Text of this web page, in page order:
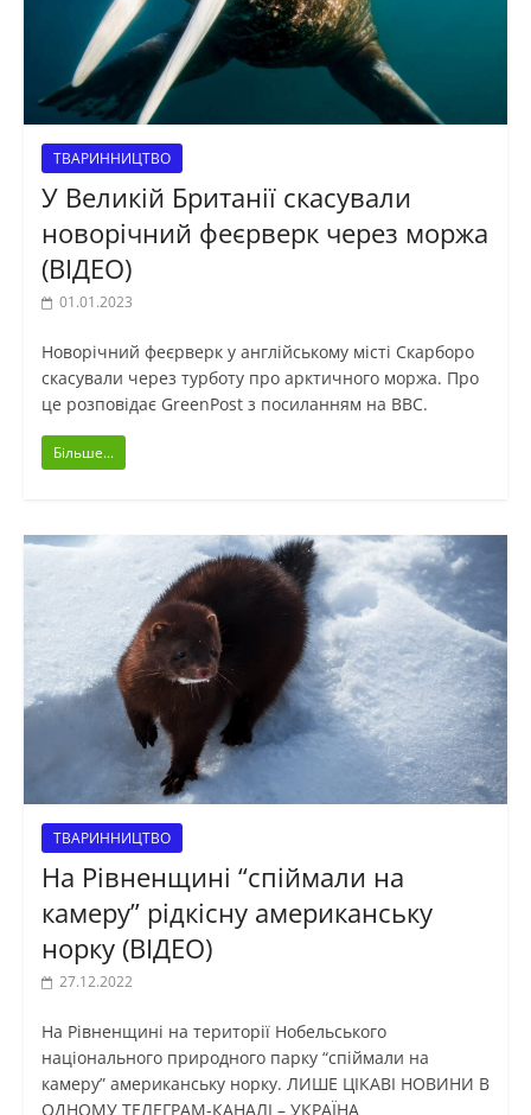
ТВАРИННИЦТВО
У Великій Британії скасували
новорічний феєрверк через моржа
(ВІДЕО)
01.01.2023
Новорічний феєрверк у англійському місті Скарборо
скасували через турботу про арктичного моржа. Про
це розповідає GreenPost з посиланням на BBC.
Більше...
ТВАРИННИЦТВО
На Рівненщині “спіймали на
камеру” рідкісну американську
норку (ВІДЕО)
27.12.2022
На Рівненщині на території Нобельського
національного природного парку “спіймали на
камеру” американську норку. ЛИШЕ ЦІКАВІ НОВИНИ В
ОДНОМУ ТЕЛЕГРАМ-КАНАЛІ – УКРАЇНА